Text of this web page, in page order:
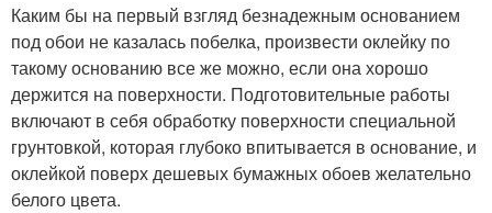
Каким бы на первый взгляд безнадежным основанием
под обои не казалась побелка, произвести оклейку по
такому основанию все же можно, если она хорошо
держится на поверхности. Подготовительные работы
включают в себя обработку поверхности специальной
грунтовкой, которая глубоко впитывается в основание, и
оклейкой поверх дешевых бумажных обоев желательно
белого цвета.